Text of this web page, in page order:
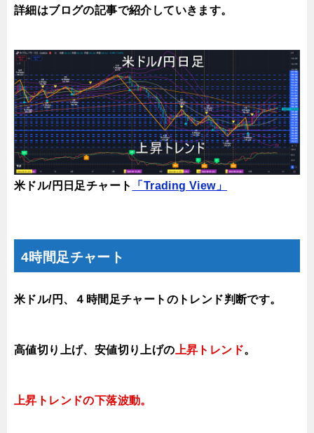
詳細はブログの記事で紹介していきます。
米ドル/円日足チャート 「Trading View」
4時間足チャート
米ドル/円、４時間足チャートのトレンド判断です。
高値切り上げ、安値切り上げの 上昇トレンド。
上昇トレンドの下落波動。